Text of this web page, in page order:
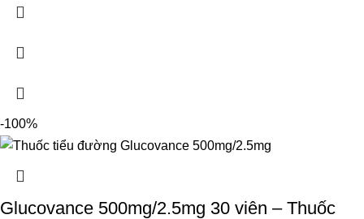
-100%
Glucovance 500mg/2.5mg 30 viên – Thuốc